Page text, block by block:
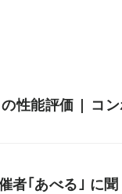
の性能評価 | コ
者｢あべる｣ に